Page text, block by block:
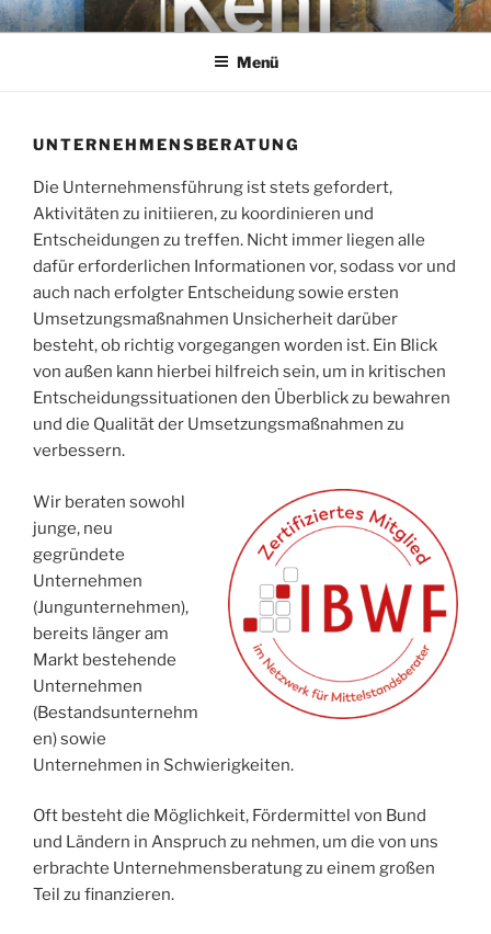
Zum
InhaltKEHL
Rechtsanwaltsgesellschaft mbH
Menü
UNTERNEHMENSBERATUNG
Die Unternehmensführung ist stets gefordert,
Aktivitäten zu initiieren, zu koordinieren und
Entscheidungen zu treffen. Nicht immer liegen alle
dafür erforderlichen Informationen vor, sodass vor und
auch nach erfolgter Entscheidung sowie ersten
Umsetzungsmaßnahmen Unsicherheit darüber
besteht, ob richtig vorgegangen worden ist. Ein Blick
von außen kann hierbei hilfreich sein, um in kritischen
Entscheidungssituationen den Überblick zu bewahren
und die Qualität der Umsetzungsmaßnahmen zu
verbessern.
Wir beraten sowohl
junge, neu
gegründete
Unternehmen
(Jungunternehmen),
bereits länger am
Markt bestehende
Unternehmen
(Bestandsunternehm
en) sowie
Unternehmen in Schwierigkeiten.
Oft besteht die Möglichkeit, Fördermittel von Bund
und Ländern in Anspruch zu nehmen, um die von uns
erbrachte Unternehmensberatung zu einem großen
Teil zu finanzieren.